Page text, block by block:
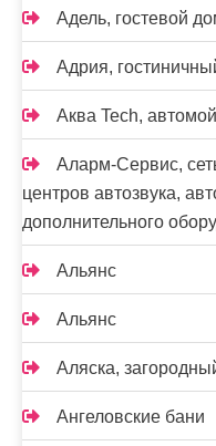
Адель, гостевой
Адрия,
Аква Tech,
Аларм-Сервис,
центров автозвука,
дополнительного
Альянс
Альянс
Аляска,
Ангеловские бани